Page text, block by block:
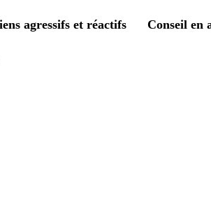
agressifs et réactifs Conseil en